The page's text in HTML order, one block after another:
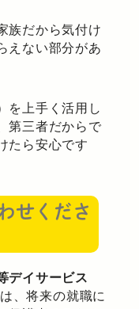
族だから気付け
えない部分があ
を上手く活用し
第三者だからで
たら安心です
せくださ
デイサービス
、将来の就職に